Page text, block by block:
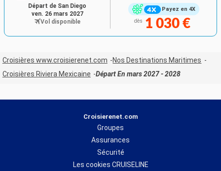
Payez en 4X
dès 1 030 €
Départ de San Diego
ven. 26 mars 2027
Vol disponible
Croisières www.croisierenet.com
Nos Destinations Maritimes
Croisières Riviera Mexicaine
Départ En mars 2027 - 2028
Croisierenet.com
Groupes
Assurances
Sécurité
Les cookies CRUISELINE